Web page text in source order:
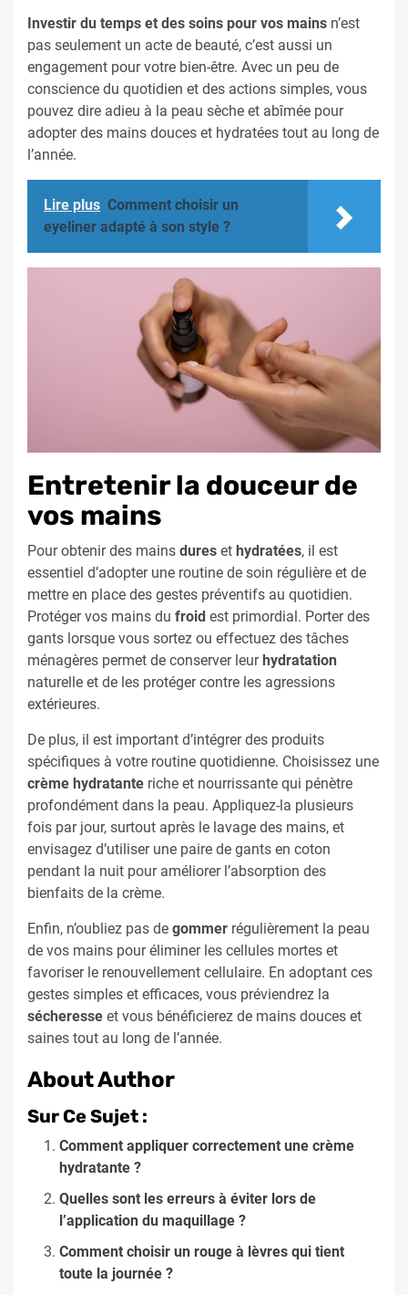
Investir du temps et des soins pour vos mains n’est
pas seulement un acte de beauté, c’est aussi un
engagement pour votre bien-être. Avec un peu de
conscience du quotidien et des actions simples, vous
pouvez dire adieu à la peau sèche et abîmée pour
adopter des mains douces et hydratées tout au long de
l’année.
Lire plus Comment choisir un
eyeliner adapté à son style ?
Entretenir la douceur de
vos mains
Pour obtenir des mains dures et hydratées, il est
essentiel d’adopter une routine de soin régulière et de
mettre en place des gestes préventifs au quotidien.
Protéger vos mains du froid est primordial. Porter des
gants lorsque vous sortez ou effectuez des tâches
ménagères permet de conserver leur hydratation
naturelle et de les protéger contre les agressions
extérieures.
De plus, il est important d’intégrer des produits
spécifiques à votre routine quotidienne. Choisissez une
crème hydratante riche et nourrissante qui pénètre
profondément dans la peau. Appliquez-la plusieurs
fois par jour, surtout après le lavage des mains, et
envisagez d’utiliser une paire de gants en coton
pendant la nuit pour améliorer l’absorption des
bienfaits de la crème.
Enfin, n’oubliez pas de gommer régulièrement la peau
de vos mains pour éliminer les cellules mortes et
favoriser le renouvellement cellulaire. En adoptant ces
gestes simples et efficaces, vous préviendrez la
sécheresse et vous bénéficierez de mains douces et
saines tout au long de l’année.
About Author
Sur Ce Sujet :
Comment appliquer correctement une crème
hydratante ?
Quelles sont les erreurs à éviter lors de
l’application du maquillage ?
Comment choisir un rouge à lèvres qui tient
toute la journée ?